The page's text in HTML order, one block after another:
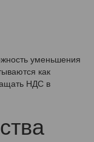
уменьшения
как
НДС в